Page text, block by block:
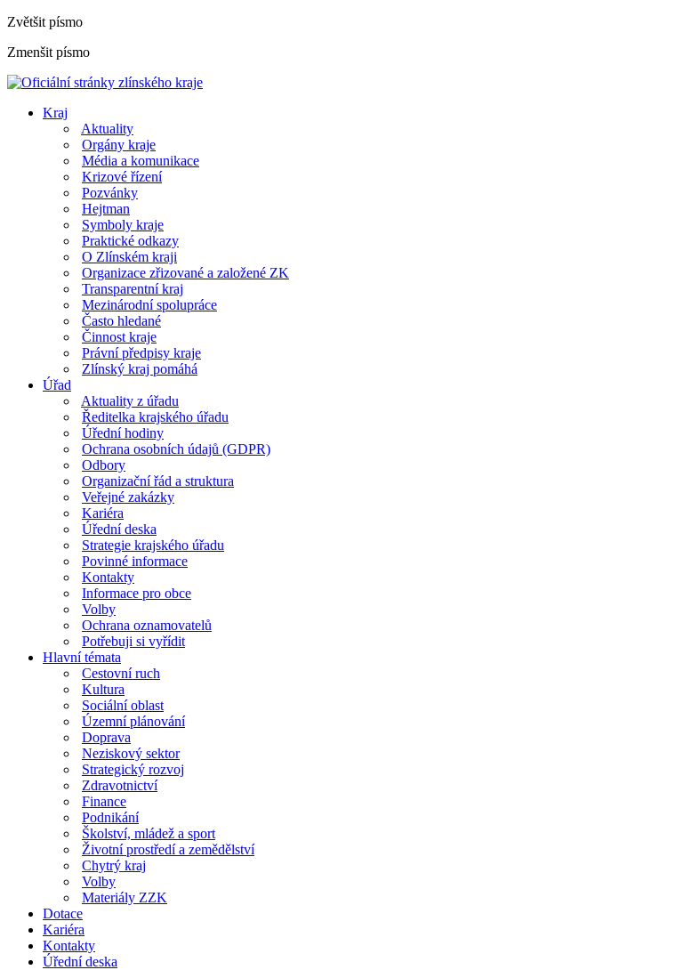
Zvětšit písmo
Zmenšit písmo
Kraj
Aktuality
Orgány kraje
Média a komunikace
Krizové řízení
Pozvánky
Hejtman
Symboly kraje
Praktické odkazy
O Zlínském kraji
Organizace zřizované a založené ZK
Transparentní kraj
Mezinárodní spolupráce
Často hledané
Činnost kraje
Právní předpisy kraje
Zlínský kraj pomáhá
Úřad
Aktuality z úřadu
Ředitelka krajského úřadu
Úřední hodiny
Ochrana osobních údajů (GDPR)
Odbory
Organizační řád a struktura
Veřejné zakázky
Kariéra
Úřední deska
Strategie krajského úřadu
Povinné informace
Kontakty
Informace pro obce
Volby
Ochrana oznamovatelů
Potřebuji si vyřídit
Hlavní témata
Cestovní ruch
Kultura
Sociální oblast
Územní plánování
Doprava
Neziskový sektor
Strategický rozvoj
Zdravotnictví
Finance
Podnikání
Školství, mládež a sport
Životní prostředí a zemědělství
Chytrý kraj
Volby
Materiály ZZK
Dotace
Kariéra
Kontakty
Úřední deska